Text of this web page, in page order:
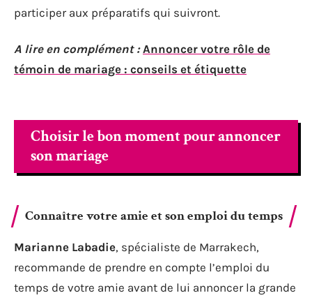
participer aux préparatifs qui suivront.
A lire en complément : Annoncer votre rôle de
témoin de mariage : conseils et étiquette
Choisir le bon moment pour annoncer
son mariage
Connaître votre amie et son emploi du temps
Marianne Labadie, spécialiste de Marrakech,
recommande de prendre en compte l’emploi du
temps de votre amie avant de lui annoncer la grande